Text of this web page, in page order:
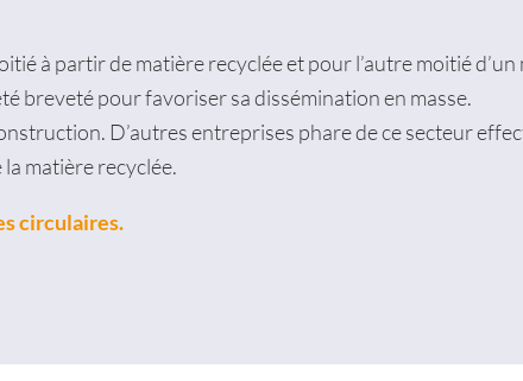
à partir de matière recyclée et pour l’autre moitié d’un
breveté pour favoriser sa dissémination en masse.
D’autres entreprises phare de ce secteur
matière recyclée.
circulaires.